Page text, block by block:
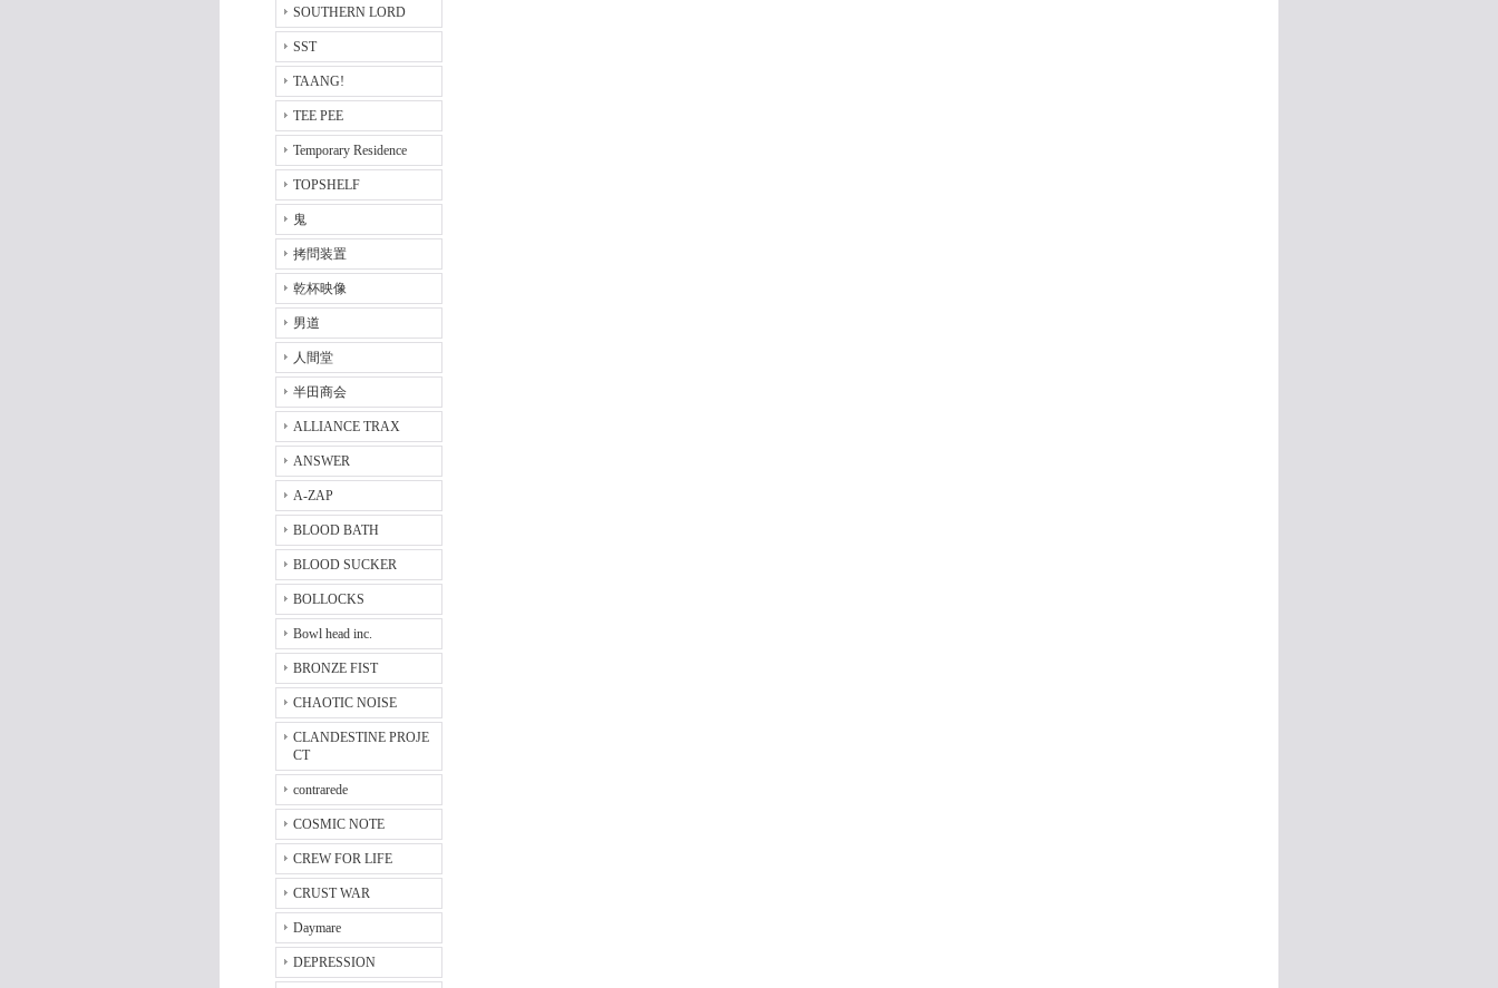
SOUTHERN LORD
SST
TAANG!
TEE PEE
Temporary Residence
TOPSHELF
鬼
拷問装置
乾杯映像
男道
人間堂
半田商会
ALLIANCE TRAX
ANSWER
A-ZAP
BLOOD BATH
BLOOD SUCKER
BOLLOCKS
Bowl head inc.
BRONZE FIST
CHAOTIC NOISE
CLANDESTINE PROJE
CT
contrarede
COSMIC NOTE
CREW FOR LIFE
CRUST WAR
Daymare
DEPRESSION